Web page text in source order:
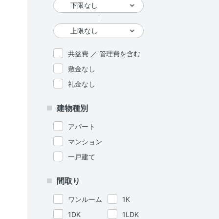
共益費 ／ 管理費を含む
敷金なし
礼金なし
建物種別
アパート
マンション
一戸建て
間取り
ワンルーム
1K
1DK
1LDK